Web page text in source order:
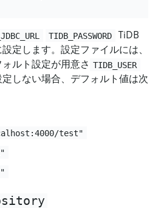
TIDB_PASSWORD
TiDB
定します。設定ファイルには、
ルト設定が用意さ TIDB_USER
しない場合、デフォルト値は次
test"